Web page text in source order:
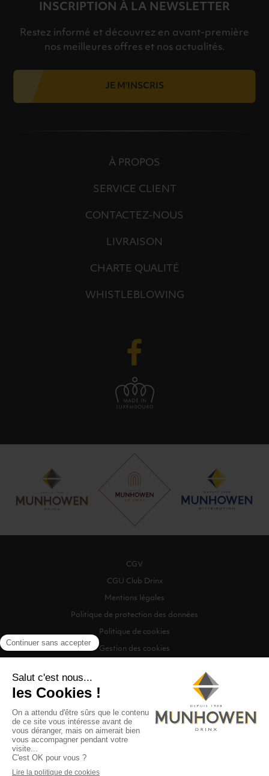
INSCRIPTION À LA NEWSLETTER
Restez informé et découvrez en avant-première
nos meilleures offres et nos actualités.
JE M'INSCRIS
À PROPOS
SERVICE CLIENT
CONTACTEZ-NOUS
LIVRAISON
CHARTE QUALITÉ
WHISTLEBLOWING
CGV
CGU Club Drinx
Mentions légales
Politique de protection des données
Politique de cookies
Gestion des cookies
©2026 Munhowen Drinx / Tous droits réservés
Digitalised by